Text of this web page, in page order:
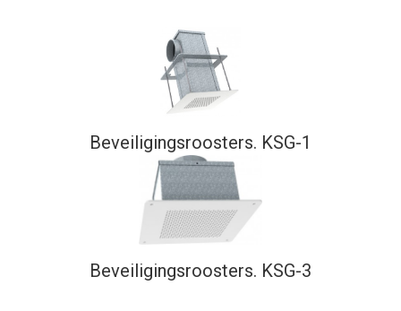
Beveiligingsroosters. KSG-1
Beveiligingsroosters. KSG-3